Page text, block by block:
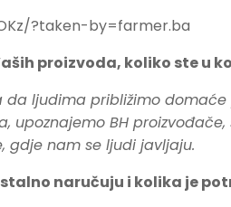
?taken-by=farmer.ba
proizvoda, koliko ste
ljudima približimo
BH
gdje nam se ljudi javljaju.
naručuju i kolika je